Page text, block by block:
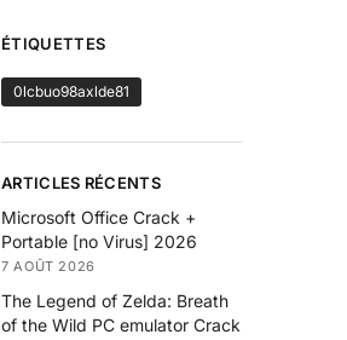
ÉTIQUETTES
0lcbuo98axlde81
ARTICLES RÉCENTS
Microsoft Office Crack +
Portable [no Virus] 2026
7 AOÛT 2026
The Legend of Zelda: Breath
of the Wild PC emulator Crack